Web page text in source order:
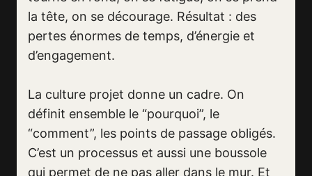
la tête, on se décourage. Résultat : des
pertes énormes de temps, d’énergie et
d’engagement.
La culture projet donne un cadre. On
définit ensemble le “pourquoi”, le
“comment”, les points de passage obligés.
C’est un processus et aussi une boussole
qui permet de ne pas aller dans le mur. Et